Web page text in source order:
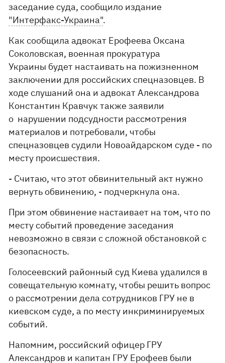
заседание суда, сообщило издание
"Интерфакс-Украина".
Как сообщила адвокат Ерофеева Оксана
Соколовская, военная прокуратура
Украины будет настаивать на пожизненном
заключении для российских спецназовцев. В
ходе слушаний она и адвокат Александрова
Константин Кравчук также заявили
о нарушении подсудности рассмотрения
материалов и потребовали, чтобы
спецназовцев судили Новоайдарском суде - по
месту происшествия.
- Считаю, что этот обвинительный акт нужно
вернуть обвинению, - подчеркнула она.
При этом обвинение настаивает на том, что по
месту событий проведение заседания
невозможно в связи с сложной обстановкой с
безопасность.
Голосеевский районный суд Киева удалился в
совещательную комнату, чтобы решить вопрос
о рассмотрении дела сотрудников ГРУ не в
киевском суде, а по месту инкриминируемых
событий.
Напомним, российский офицер ГРУ
Александров и капитан ГРУ Ерофеев были